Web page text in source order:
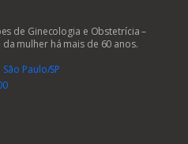
de Ginecologia e Obstetrícia –
mulher há mais de 60 anos.
Paulo/SP